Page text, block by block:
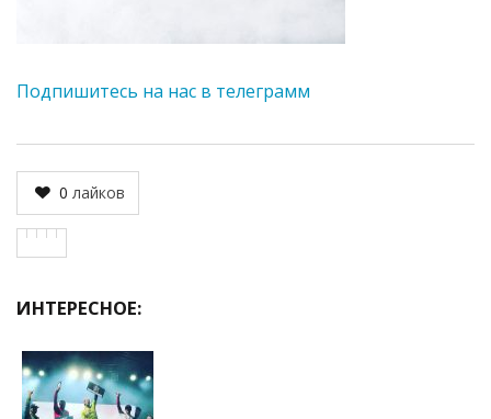
Подпишитесь на нас в телеграмм
0 лайков
ИНТЕРЕСНОЕ: